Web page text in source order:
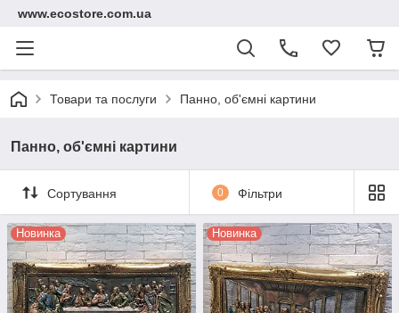
www.ecostore.com.ua
Товари та послуги Панно, об'ємні картини
Панно, об'ємні картини
Сортування 0 Фільтри
Новинка Новинка